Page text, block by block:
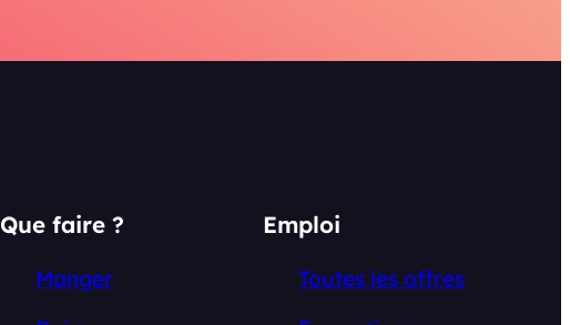
Que faire ?
Manger
Emploi
Toutes les offres